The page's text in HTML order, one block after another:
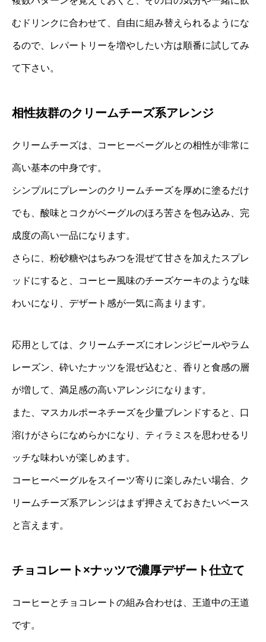
むドリンクに合わせて、自由に組み替えられるようにな
るので、レパートリーを増やしたい方は順番に試してみ
て下さい。
相性抜群のクリームチーズ系アレンジ
クリームチーズは、コーヒーベーグルとの相性が非常に
高い基本の中身です。
シンプルにプレーンのクリームチーズを厚めに塗るだけ
でも、酸味とコクがベーグルのほろ苦さを包み込み、完
成度の高い一品になります。
さらに、粉砂糖やはちみつを混ぜて甘さを加えたスプレ
ッドにすると、コーヒー風味のチーズケーキのような味
わいになり、デザート感が一気に高まります。
応用としては、クリームチーズにオレンジピールやラム
レーズン、砕いたナッツを混ぜ込むと、香りと食感の層
が増して、満足感の高いアレンジになります。
また、マスカルポーネチーズを少量ブレンドすると、口
溶けがさらになめらかになり、ティラミスを思わせるリ
ッチな味わいが楽しめます。
コーヒーベーグルをスイーツ寄りに楽しみたい場合、ク
リームチーズ系アレンジはまず押さえておきたいベース
と言えます。
チョコレート×ナッツで濃厚デザート仕立て
コーヒーとチョコレートの組み合わせは、王道中の王道
です。